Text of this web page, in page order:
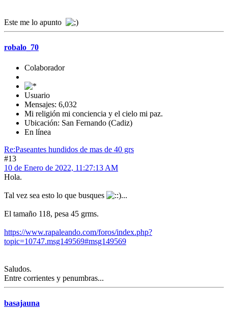
Este me lo apunto
robalo_70
Colaborador
Usuario
Mensajes: 6,032
Mi religión mi conciencia y el cielo mi paz.
Ubicación: San Fernando (Cadiz)
En línea
Re:Paseantes hundidos de mas de 40 grs
#13
10 de Enero de 2022, 11:27:13 AM
Hola.
Tal vez sea esto lo que busques ...
El tamaño 118, pesa 45 grms.
https://www.rapaleando.com/foros/index.php?
topic=10747.msg149569#msg149569
Saludos.
Entre corrientes y penumbras...
basajauna